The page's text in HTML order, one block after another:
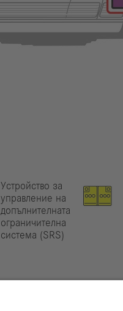
Устройство за
управление на
допълнителната
ограничителна
система (SRS)
в нашето